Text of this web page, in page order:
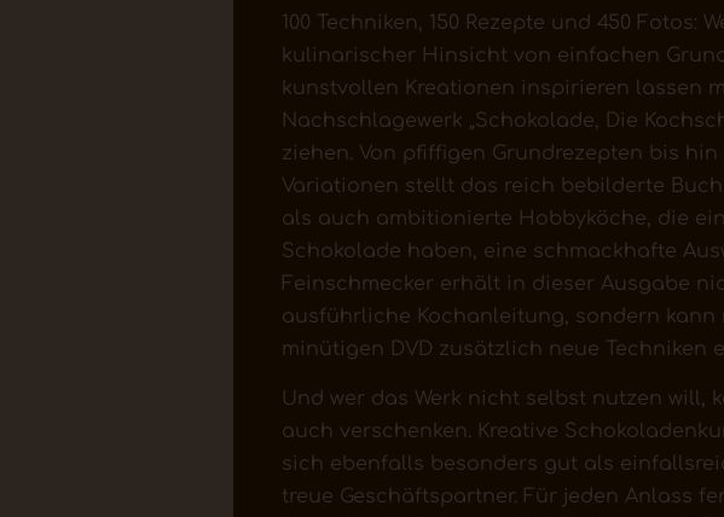
100 Techniken, 150 Rezepte und 450 Fotos:
kulinarischer Hinsicht von einfachen
kunstvollen Kreationen inspirieren lassen
Nachschlagewerk „Schokolade, Die
ziehen. Von pfiffigen Grundrezepten bis
Variationen stellt das reich bebilderte
als auch ambitionierte Hobbyköche, die
Schokolade haben, eine schmackhafte
Feinschmecker erhält in dieser Ausgabe
ausführliche Kochanleitung, sondern kann
minütigen DVD zusätzlich neue Techniken
Und wer das Werk nicht selbst nutzen will,
auch verschenken. Kreative
sich ebenfalls besonders gut als
treue Geschäftspartner. Für jeden Anlass